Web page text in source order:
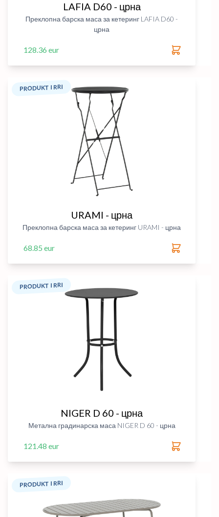
LAFIA D60 - црна
Преклопна барска маса за кетеринг LAFIA D60 -
црна
128.36 eur
PRODUKT I RRI
URAMI - црна
Преклопна барска маса за кетеринг URAMI - црна
68.85 eur
PRODUKT I RRI
NIGER D 60 - црна
Метална градинарска маса NIGER D 60 - црна
121.48 eur
PRODUKT I RRI